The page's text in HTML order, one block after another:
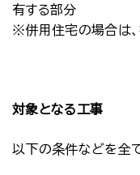
有する部分
※併用住宅の場合は
対象となる工事
以下の条件などを全